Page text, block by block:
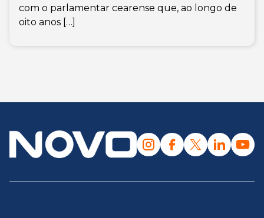
com o parlamentar cearense que, ao longo de
oito anos […]